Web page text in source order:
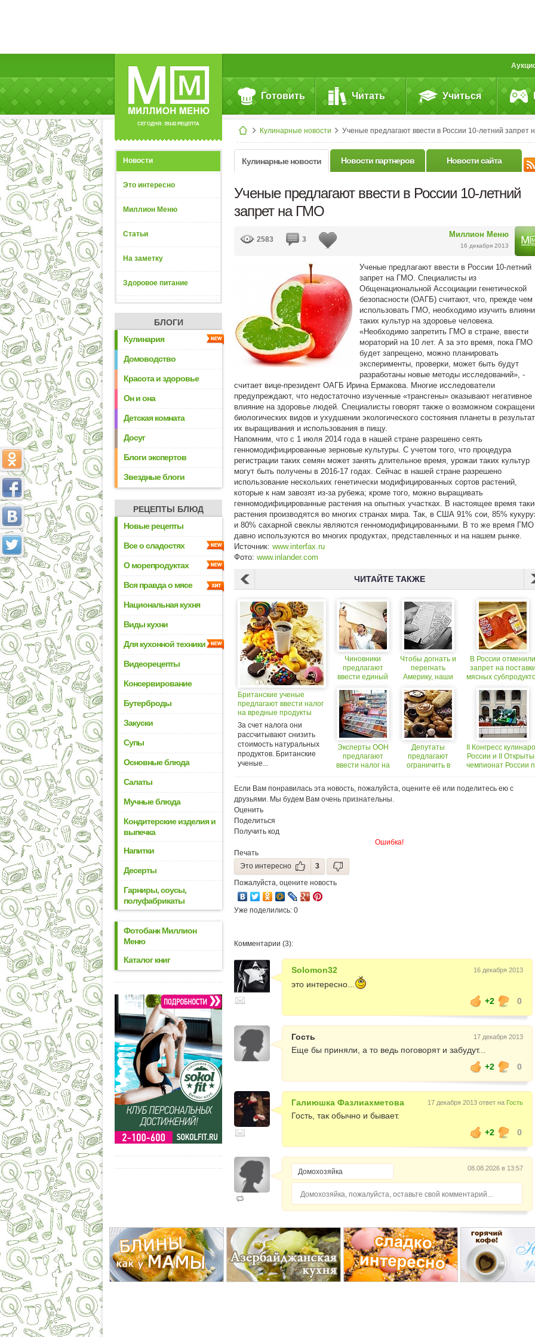
СЕГОДНЯ: 39142 РЕЦЕПТА
Готовить Читать Учиться
Кулинарные новости Ученые предлагают ввести в России 10-летний запрет на ГМО
Новости
Это интересно
Миллион Меню
Статьи
На заметку
Здоровое питание
БЛОГИ
Кулинария
Домоводство
Красота и здоровье
Он и она
Детская комната
Досуг
Блоги экспертов
Звездные блоги
РЕЦЕПТЫ БЛЮД
Новые рецепты
Все о сладостях
О морепродуктах
Вся правда о мясе
Национальная кухня
Виды кухни
Для кухонной техники
Видеорецепты
Консервирование
Бутерброды
Закуски
Супы
Основные блюда
Салаты
Мучные блюда
Кондитерские изделия и
выпечка
Напитки
Десерты
Гарниры, соусы,
полуфабрикаты
Фотобанк Миллион
Меню
Каталог книг
Кулинарные новости Новости партнеров Новости сайта
Ученые предлагают ввести в России 10-летний
запрет на ГМО
Миллион Меню
16 декабря 2013
2583 3
Ученые предлагают ввести в России 10-летний
запрет на ГМО. Специалисты из
Общенациональной Ассоциации генетической
безопасности (ОАГБ) считают, что, прежде чем
использовать ГМО, необходимо изучить
таких культур на здоровье человека.
«Необходимо запретить ГМО в стране, ввести
мораторий на 10 лет. А за это время, пока ГМО
будет запрещено, можно планировать
эксперименты, проверки, может быть будут
разработаны новые методы исследований», -
считает вице-президент ОАГБ Ирина Ермакова. Многие исследователи
предупреждают, что недостаточно изученные «трансгены» оказывают негативное
влияние на здоровье людей. Специалисты говорят также о возможном
биологических видов и ухудшении экологического состояния планеты в
их выращивания и использования в пищу.
Напомним, что с 1 июля 2014 года в нашей стране разрешено сеять
генномодифицированные зерновые культуры. С учетом того, что процедура
регистрации таких семян может занять длительное время, урожаи таких культур
могут быть получены в 2016-17 годах. Сейчас в нашей стране разрешено
использование нескольких генетически модифицированных сортов растений,
которые к нам завозят из-за рубежа; кроме того, можно выращивать
генномодифицированные растения на опытных участках. В настоящее время
растения производятся во многих странах мира. Так, в США 91% сои, 85%
и 80% сахарной свеклы являются генномодифицированными. В то же время ГМО
давно используются во многих продуктах, представленных и на нашем рынке.
Источник: www.interfax.ru
Фото: www.inlander.com
ЧИТАЙТЕ ТАКЖЕ
Британские ученые
предлагают ввести налог
на вредные продукты
питания
За счет налога они
рассчитывают снизить
стоимость натуральных
продуктов. Британские
ученые...
Чиновники
предлагают
ввести единый
для россиян
Эксперты ООН
предлагают
ввести налог на
«нездоровую
пищу»
Чтобы догнать и
перегнать
Америку, наши
предлагают...
ввести
продуктовые
карточки
Депутаты
предлагают
ограничить в
продуктов
В России отменили
запрет на
мясных
II Конгресс
России и II
чемпионат России
Кулинарном
Если Вам понравилась эта новость, пожалуйста, оцените её или поделитесь ею с
друзьями. Мы будем Вам очень признательны.
Оценить
Поделиться
Получить код
Ошибка!
Печать
Это интересно
3
Пожалуйста, оцените новость
Уже поделились: 0
Комментарии (3):
Solomon32 16 декабря 2013
это интересно...
+2
0
Гость 17 декабря 2013
Еще бы приняли, а то ведь поговорят и забудут...
+2
0
Галиюшка Фазлиахметова 17 декабря 2013 ответ на Гость
Гость, так обычно и бывает.
+2
0
08.08.2026 в 13:57
Домохозяйка, пожалуйста, оставьте свой комментарий...